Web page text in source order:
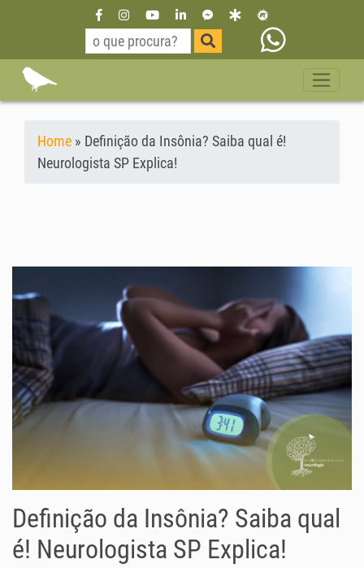
Home » Definição da Insônia? Saiba qual é!
Neurologista SP Explica!
Definição da Insônia? Saiba qual
é! Neurologista SP Explica!